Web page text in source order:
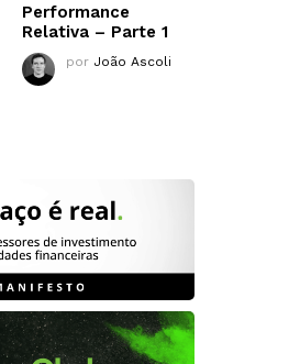
Performance
Relativa – Parte 1
por João Ascoli